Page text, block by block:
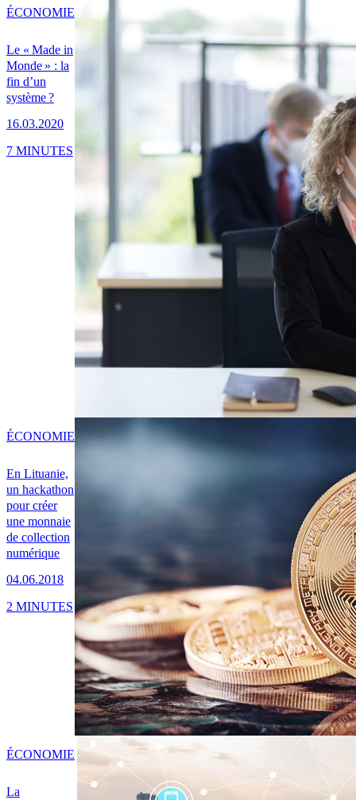
Le « Made in
Monde » : la
fin d’un
système ?
16.03.2020
ÉCONOMIE
7 MINUTES
En Lituanie,
un hackathon
pour créer
une monnaie
de collection
numérique
04.06.2018
ÉCONOMIE
2 MINUTES
La
ÉCONOMIE